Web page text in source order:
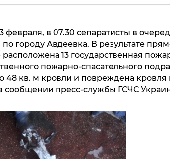
февраля, в 07.30 сепаратисты в
по городу Авдеевка. В результате
расположена 13 государственная
пожарно-спасательного
48 кв. м кровли и повреждена кровля
сообщении пресс-службы ГСЧС